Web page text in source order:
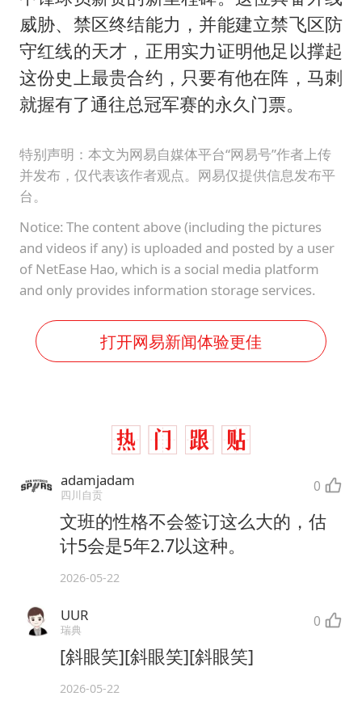
威胁、禁区终结能力，并能建立禁飞区防
守红线的天才，正用实力证明他足以撑起
这份史上最贵合约，只要有他在阵，马刺
就握有了通往总冠军赛的永久门票。
特别声明：本文为网易自媒体平台“网易号”作者上传
并发布，仅代表该作者观点。网易仅提供信息发布平
台。
Notice: The content above (including the pictures
and videos if any) is uploaded and posted by a user
of NetEase Hao, which is a social media platform
and only provides information storage services.
打开网易新闻体验更佳
adamjadam
四川自贡 0
文班的性格不会签订这么大的，估
计5会是5年2.7以这种。
2026-05-22
UUR
瑞典 0
[斜眼笑][斜眼笑][斜眼笑]
2026-05-22